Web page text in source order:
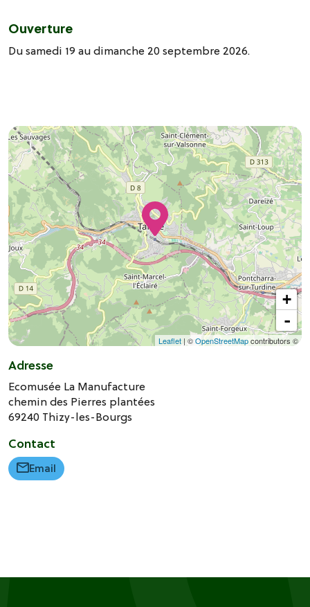
Ouverture
Du samedi 19 au dimanche 20 septembre 2026.
+
-
Leaflet | ©OpenStreetMapcontributors ©
Adresse
Ecomusée La Manufacture
chemin des Pierres plantées
69240 Thizy-les-Bourgs
Contact
Email